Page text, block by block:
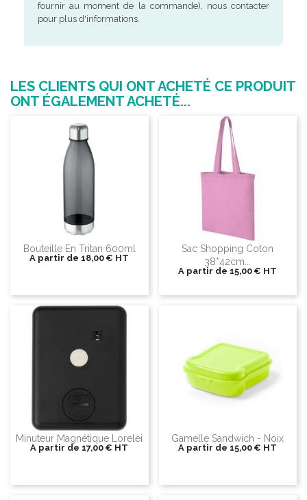
fournir au moment de la commande), nous contacter
pour plus d'informations.
LES CLIENTS QUI ONT ACHETÉ CE PRODUIT
ONT ÉGALEMENT ACHETÉ...
Bouteille En Tritan 600ml
A partir de 18,00 € HT
Sac Shopping Coton
38*42cm...
A partir de 15,00 € HT
Minuteur Magnétique Lorelei
A partir de 17,00 € HT
Gamelle Sandwich - Noix
A partir de 15,00 € HT